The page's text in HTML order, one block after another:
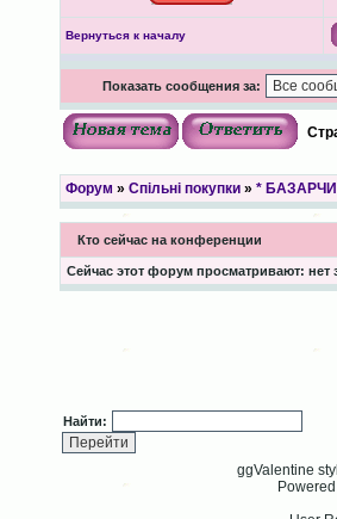
Вернуться к началу
Показать сообщения за:
Форум » Спільні покупки» *
Кто сейчас на конференции
Сейчас этот форум просматривают: нет
Найти:
ggValentine